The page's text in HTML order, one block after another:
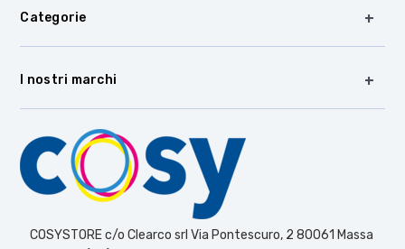
Categorie
I nostri marchi
COSYSTORE c/o Clearco srl Via Pontescuro, 2 80061 Massa